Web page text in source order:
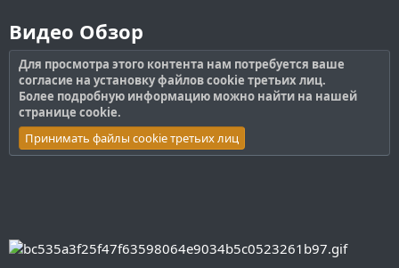
Видео Обзор
Для просмотра этого контента нам потребуется ваше
согласие на установку файлов cookie третьих лиц.
Более подробную информацию можно найти на нашей
странице cookie.
Принимать файлы cookie третьих лиц